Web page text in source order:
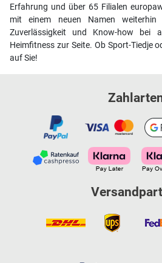
Erfahrung und über 65 Filialen
mit einem neuen Namen
Zuverlässigkeit und Know-how bei
Heimfitness zur Seite. Ob Sport-Tiedje
auf Sie!